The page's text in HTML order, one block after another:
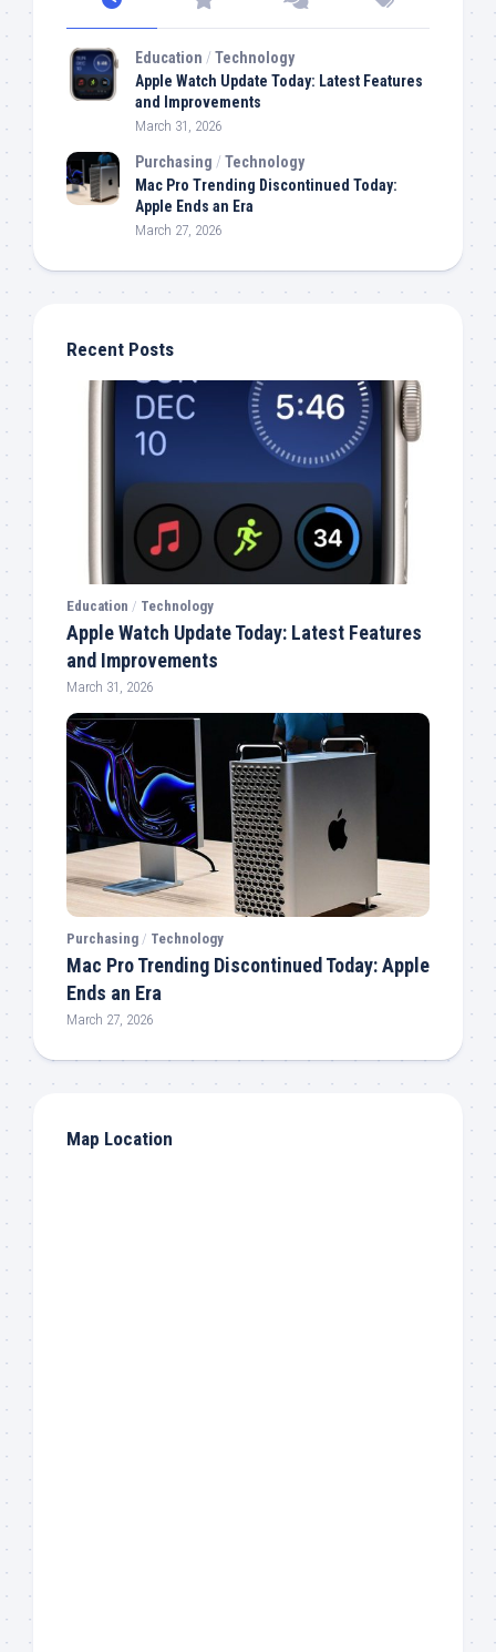
Education /Technology
Apple Watch Update Today: Latest Features
and Improvements
March 31, 2026
Purchasing /Technology
Mac Pro Trending Discontinued Today:
Apple Ends an Era
March 27, 2026
Recent Posts
Education / Technology
Apple Watch Update Today: Latest Features
and Improvements
March 31, 2026
Purchasing / Technology
Mac Pro Trending Discontinued Today: Apple
Ends an Era
March 27, 2026
Map Location